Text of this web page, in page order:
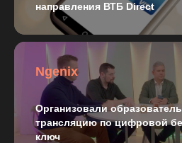
направления ВТБ Direct
Ngenix
Организовали
трансляцию по цифровой
ключ